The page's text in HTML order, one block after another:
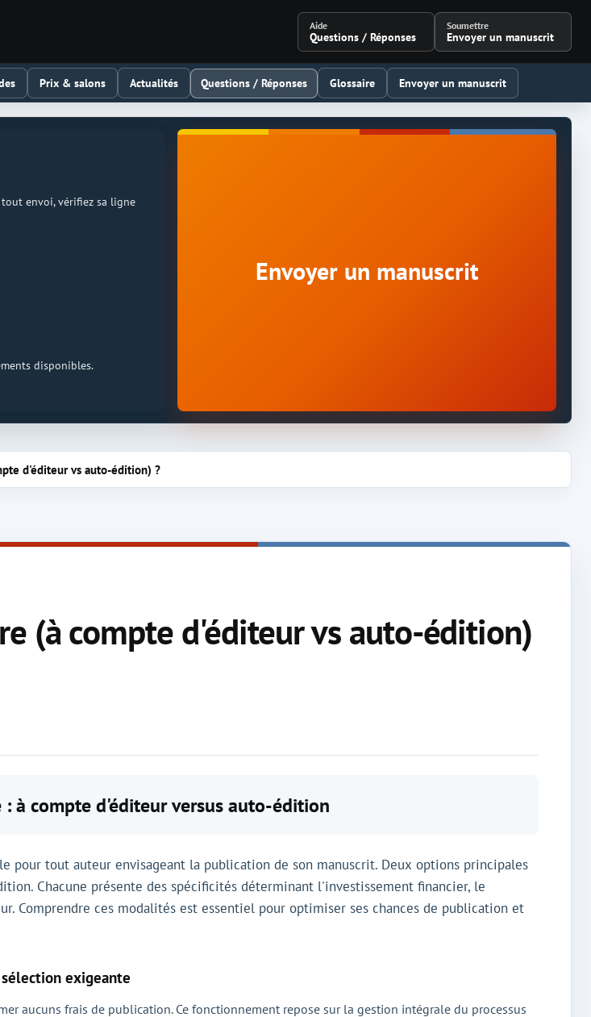
Aide
Questions / Réponses
Soumettre
Envoyer un manuscrit
Prix & salons Actualités Questions / Réponses Glossaire Envoyer un manuscrit
envoi, vérifiez sa ligne
disponibles.
Envoyer un manuscrit
d'éditeur vs auto-édition) ?
(à compte d'éditeur vs auto-édition)
à compte d'éditeur versus auto-édition
tout auteur envisageant la publication de son manuscrit. Deux options principales
Chacune présente des spécificités déterminant l'investissement financier, le
Comprendre ces modalités est essentiel pour optimiser ses chances de publication et
exigeante
aucuns frais de publication. Ce fonctionnement repose sur la gestion intégrale du processus